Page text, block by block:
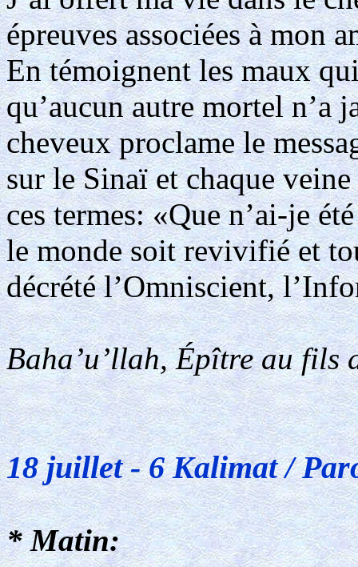
épreuves associées à mon
En témoignent les maux
qu’aucun autre mortel n’a
cheveux proclame le
sur le Sinaï et chaque
ces termes: «Que n’ai-je
le monde soit revivifié et
décrété l’Omniscient,
Baha’u’llah, Épître au fils
18 juillet - 6 Kalimat /
* Matin: